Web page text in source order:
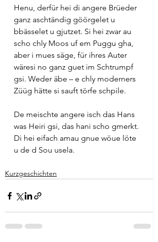
Henu, derfür hei di angere Brüeder
ganz aschtändig göörgelet u
bbässelet u gjutzet. Si hei zwar au
scho chly Moos uf em Puggu gha,
aber i mues säge, für ihres Auter
wäresi no ganz guet im Schtrumpf
gsi. Weder äbe – e chly moderners
Züüg hätte si sauft törfe schpile.
De meischte angere isch das Hans
was Heiri gsi, das hani scho gmerkt.
Di hei eifach amau gnue wöue löte
u de d Sou usela.
Kurzgeschichten